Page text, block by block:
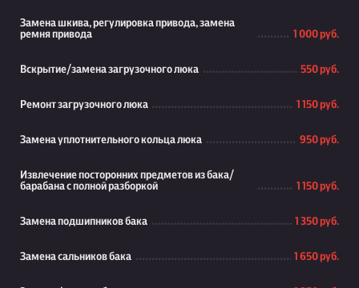
Замена шкива, регулировка привода, замена
ремня привода
1 000 руб.
Вскрытие/замена загрузочного люка 550 руб.
Ремонт загрузочного люка 1 150 руб.
Замена уплотнительного кольца люка 950 руб.
Извлечение посторонних предметов из бака/
барабана с полной разборкой
1 150 руб.
Замена подшипников бака 1 350 руб.
Замена сальников бака 1 650 руб.